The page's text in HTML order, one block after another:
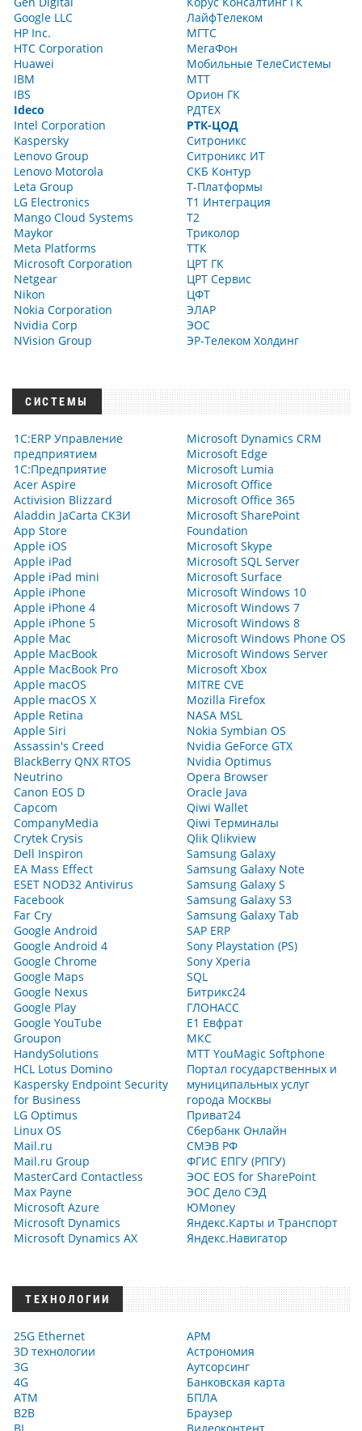
Google LLC
HP Inc.
HTC Corporation
Huawei
IBM
IBS
Ideco
Intel Corporation
Kaspersky
Lenovo Group
Lenovo Motorola
Leta Group
LG Electronics
Mango Cloud Systems
Maykor
Meta Platforms
Microsoft Corporation
Netgear
Nikon
Nokia Corporation
Nvidia Corp
NVision Group
ЛайфТелеком
МГТС
МегаФон
Мобильные ТелеСистемы
МТТ
Орион ГК
РДТЕХ
РТК-ЦОД
Ситроникс
Ситроникс ИТ
СКБ Контур
Т-Платформы
Т1 Интеграция
Т2
Триколор
ТТК
ЦРТ ГК
ЦРТ Сервис
ЦФТ
ЭЛАР
ЭОС
ЭР-Телеком Холдинг
СИСТЕМЫ
1С:ERP Управление
предприятием
1С:Предприятие
Acer Aspire
Activision Blizzard
Aladdin JaCarta СКЗИ
App Store
Apple iOS
Apple iPad
Apple iPad mini
Apple iPhone
Apple iPhone 4
Apple iPhone 5
Apple Mac
Apple MacBook
Apple MacBook Pro
Apple macOS
Apple macOS X
Apple Retina
Apple Siri
Assassin's Creed
BlackBerry QNX RTOS
Neutrino
Canon EOS D
Capcom
CompanyMedia
Crytek Crysis
Dell Inspiron
EA Mass Effect
ESET NOD32 Antivirus
Facebook
Far Cry
Google Android
Google Android 4
Google Chrome
Google Maps
Google Nexus
Google Play
Google YouTube
Groupon
HandySolutions
HCL Lotus Domino
Kaspersky Endpoint Security
for Business
LG Optimus
Linux OS
Mail.ru
Mail.ru Group
MasterCard Contactless
Max Payne
Microsoft Azure
Microsoft Dynamics
Microsoft Dynamics AX
Microsoft Dynamics CRM
Microsoft Edge
Microsoft Lumia
Microsoft Office
Microsoft Office 365
Microsoft SharePoint
Foundation
Microsoft Skype
Microsoft SQL Server
Microsoft Surface
Microsoft Windows 10
Microsoft Windows 7
Microsoft Windows 8
Microsoft Windows Phone OS
Microsoft Windows Server
Microsoft Xbox
MITRE CVE
Mozilla Firefox
NASA MSL
Nokia Symbian OS
Nvidia GeForce GTX
Nvidia Optimus
Opera Browser
Oracle Java
Qiwi Wallet
Qiwi Терминалы
Qlik Qlikview
Samsung Galaxy
Samsung Galaxy Note
Samsung Galaxy S
Samsung Galaxy S3
Samsung Galaxy Tab
SAP ERP
Sony Playstation (PS)
Sony Xperia
SQL
Битрикс24
ГЛОНАСС
Е1 Евфрат
МКС
МТТ YouMagic Softphone
Портал государственных и
муниципальных услуг
города Москвы
Приват24
Сбербанк Онлайн
СМЭВ РФ
ФГИС ЕПГУ (РПГУ)
ЭОС EOS for SharePoint
ЭОС Дело СЭД
ЮMoney
Яндекс.Карты и Транспорт
Яндекс.Навигатор
ТЕХНОЛОГИИ
25G Ethernet
3D технологии
3G
4G
ATM
B2B
АРМ
Астрономия
Аутсорсинг
Банковская карта
БПЛА
Браузер